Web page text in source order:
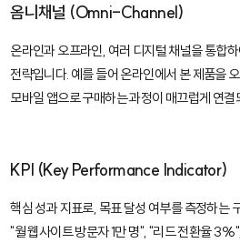
옴니채널 (Omni-Channel)
온라인과 오프라인, 여러 디지털 채널을 통합
전략입니다. 예를 들어 온라인에서 본 제품을
모바일 앱으로 구매하는 과정이 매끄럽게 연결
KPI (Key Performance Indicator)
핵심 성과 지표로, 목표 달성 여부를 측정하는
"월 웹사이트 방문자 1만 명", "리드 전환율